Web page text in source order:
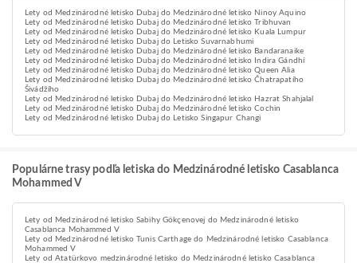
Lety od Medzinárodné letisko Dubaj do Medzinárodné letisko Ninoy Aquino
Lety od Medzinárodné letisko Dubaj do Medzinárodné letisko Tribhuvan
Lety od Medzinárodné letisko Dubaj do Medzinárodné letisko Kuala Lumpur
Lety od Medzinárodné letisko Dubaj do Letisko Suvarnabhumi
Lety od Medzinárodné letisko Dubaj do Medzinárodné letisko Bandaranaike
Lety od Medzinárodné letisko Dubaj do Medzinárodné letisko Indira Gándhí
Lety od Medzinárodné letisko Dubaj do Medzinárodné letisko Queen Alia
Lety od Medzinárodné letisko Dubaj do Medzinárodné letisko Čhatrapatího
Šivádžího
Lety od Medzinárodné letisko Dubaj do Medzinárodné letisko Hazrat Shahjalal
Lety od Medzinárodné letisko Dubaj do Medzinárodné letisko Cochin
Lety od Medzinárodné letisko Dubaj do Letisko Singapur Changi
Populárne trasy podľa letiska do Medzinárodné letisko Casablanca
Mohammed V
Lety od Medzinárodné letisko Sabihy Gökçenovej do Medzinárodné letisko
Casablanca Mohammed V
Lety od Medzinárodné letisko Tunis Carthage do Medzinárodné letisko Casablanca
Mohammed V
Lety od Atatürkovo medzinárodné letisko do Medzinárodné letisko Casablanca